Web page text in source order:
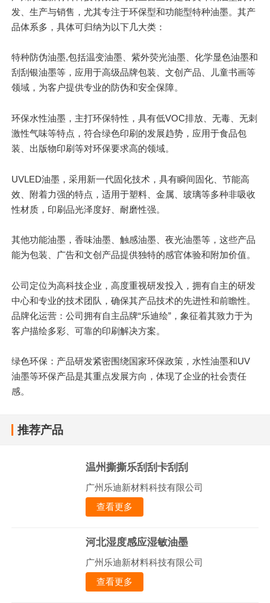
发、生产与销售，尤其专注于环保型和功能型特种油墨。其产
品体系多，具体可归纳为以下几大类：
特种防伪油墨,包括温变油墨、紫外荧光油墨、化学显色油墨和
刮刮银油墨等，应用于高级品牌包装、文创产品、儿童书画等
领域，为客户提供专业的防伪和安全保障。
环保水性油墨，主打环保特性，具有低VOC排放、无毒、无刺
激性气味等特点，符合绿色印刷的发展趋势，应用于食品包
装、出版物印刷等对环保要求高的领域。
UVLED油墨，采用新一代固化技术，具有瞬间固化、节能高
效、附着力强的特点，适用于塑料、金属、玻璃等多种非吸收
性材质，印刷品光泽度好、耐磨性强。
其他功能油墨，香味油墨、触感油墨、夜光油墨等，这些产品
能为包装、广告和文创产品提供独特的感官体验和附加价值。
公司定位为高科技企业，高度重视研发投入，拥有自主的研发
中心和专业的技术团队，确保其产品技术的先进性和前瞻性。
品牌化运营：公司拥有自主品牌“乐迪绘”，象征着其致力于为
客户描绘多彩、可靠的印刷解决方案。
绿色环保：产品研发紧密围绕国家环保政策，水性油墨和UV
油墨等环保产品是其重点发展方向，体现了企业的社会责任
感。
推荐产品
温州撕撕乐刮刮卡刮刮
广州乐迪新材料科技有限公司
查看更多
河北湿度感应湿敏油墨
广州乐迪新材料科技有限公司
查看更多